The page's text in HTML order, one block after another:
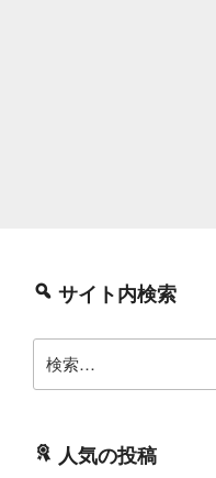
サイト内検索
索:
人気の投稿